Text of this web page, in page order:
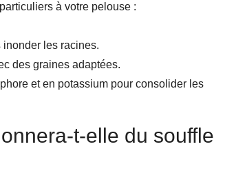
à votre pelouse :
les racines.
des graines adaptées.
et en potassium pour consolider les
t-elle du souffle